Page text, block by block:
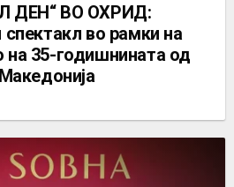
ДЕН“ ВО ОХРИД:
во рамки на
35-годишнината од